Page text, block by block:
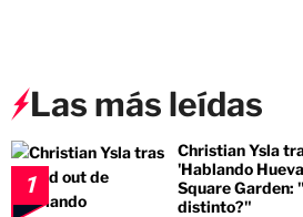
Las más leídas
1
Christian Ysla
'Hablando
Square Garden:
distinto?"